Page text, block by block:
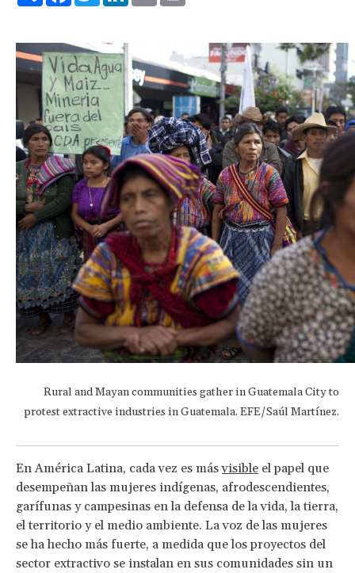
Rural and Mayan communities gather in Guatemala City to
protest extractive industries in Guatemala. EFE/Saúl Martínez.
En América Latina, cada vez es másvisible el papel que
desempeñan las mujeres indígenas, afrodescendientes,
garífunas y campesinas en la defensa de la vida, la tierra,
el territorio y el medio ambiente. La voz de las mujeres
se ha hecho más fuerte, a medida que los proyectos del
sector extractivo se instalan en sus comunidades sin un